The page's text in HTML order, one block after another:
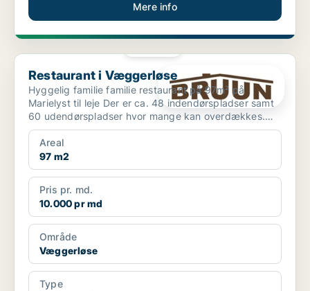
Mere info
Restaurant i Væggerløse
Restaurant i Væggerløse
Hyggelig familie familie restaurant på 97m² på
Marielyst til leje Der er ca. 48 indendørspladser samt
60 udendørspladser hvor mange kan overdækkes.
Ejendo...
Areal
97 m2
Pris pr. md.
10.000 pr md
Område
Væggerløse
Type